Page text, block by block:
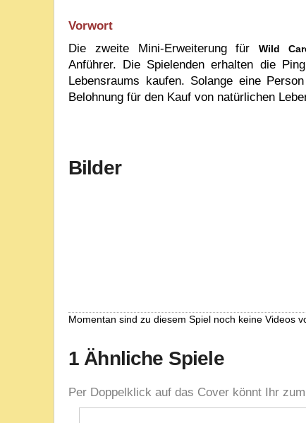
Vorwort
Die zweite Mini-Erweiterung für Wild
Anführer. Die Spielenden erhalten die
Lebensraums kaufen. Solange eine
Belohnung für den Kauf von natürlichen
Bilder
Momentan sind zu diesem Spiel noch keine Videos
1 Ähnliche Spiele
Per Doppelklick auf das Cover könnt Ihr